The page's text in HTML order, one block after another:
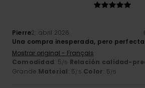
Pierre2. abril 2026
Una compra inesperada, pero perfecta
Mostrar original - Français
Comodidad: 5/5 Relación calidad-
Grande Material: 5/5 Color: 5/5